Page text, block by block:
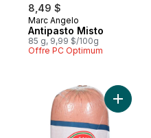
8,49 $
Marc Angelo
Antipasto Misto
85 g, 9,99 $/100g
Offre PC Optimum